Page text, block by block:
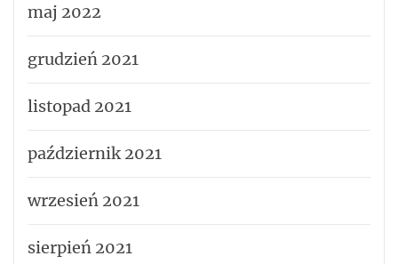
maj 2022
grudzień 2021
listopad 2021
październik 2021
wrzesień 2021
sierpień 2021